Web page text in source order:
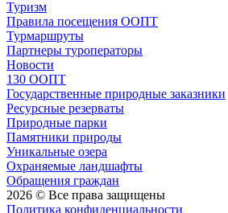
Туризм
Правила посещения ООПТ
Турмаршруты
Партнеры туроператоры
Новости
130 ООПТ
Государственные природные заказники
Ресурсные резерваты
Природные парки
Памятники природы
Уникальные озера
Охраняемые ландшафты
Обращения граждан
2026 © Все права защищены
Политика конфиденциальности